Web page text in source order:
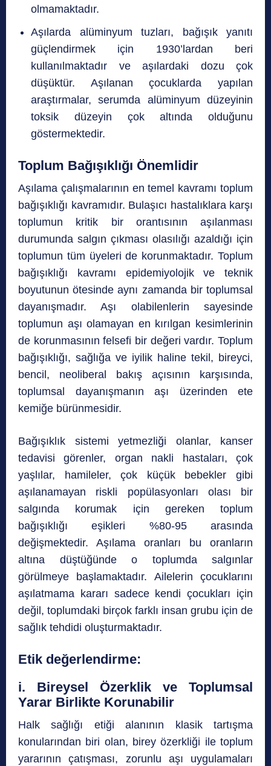
olmamaktadır.
Aşılarda alüminyum tuzları, bağışık yanıtı
güçlendirmek için 1930’lardan beri
kullanılmaktadır ve aşılardaki dozu çok
düşüktür. Aşılanan çocuklarda yapılan
araştırmalar, serumda alüminyum düzeyinin
toksik düzeyin çok altında olduğunu
göstermektedir.
Toplum Bağışıklığı Önemlidir
Aşılama çalışmalarının en temel kavramı toplum
bağışıklığı kavramıdır. Bulaşıcı hastalıklara karşı
toplumun kritik bir orantısının aşılanması
durumunda salgın çıkması olasılığı azaldığı için
toplumun tüm üyeleri de korunmaktadır. Toplum
bağışıklığı kavramı epidemiyolojik ve teknik
boyutunun ötesinde aynı zamanda bir toplumsal
dayanışmadır. Aşı olabilenlerin sayesinde
toplumun aşı olamayan en kırılgan kesimlerinin
de korunmasının felsefi bir değeri vardır. Toplum
bağışıklığı, sağlığa ve iyilik haline tekil, bireyci,
bencil, neoliberal bakış açısının karşısında,
toplumsal dayanışmanın aşı üzerinden ete
kemiğe bürünmesidir.
Bağışıklık sistemi yetmezliği olanlar, kanser
tedavisi görenler, organ nakli hastaları, çok
yaşlılar, hamileler, çok küçük bebekler gibi
aşılanamayan riskli popülasyonları olası bir
salgında korumak için gereken toplum
bağışıklığı eşikleri %80-95 arasında
değişmektedir. Aşılama oranları bu oranların
altına düştüğünde o toplumda salgınlar
görülmeye başlamaktadır. Ailelerin çocuklarını
aşılatmama kararı sadece kendi çocukları için
değil, toplumdaki birçok farklı insan grubu için de
sağlık tehdidi oluşturmaktadır.
Etik değerlendirme:
i. Bireysel Özerklik ve Toplumsal
Yarar Birlikte Korunabilir
Halk sağlığı etiği alanının klasik tartışma
konularından biri olan, birey özerkliği ile toplum
yararının çatışması, zorunlu aşı uygulamaları